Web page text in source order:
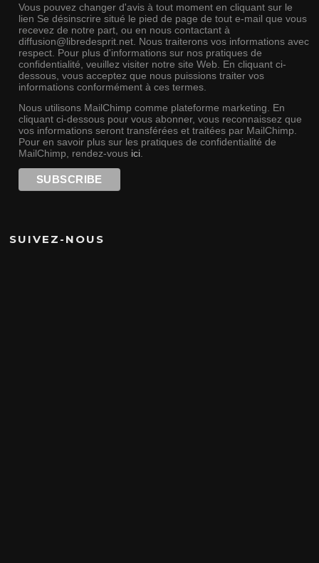
Vous pouvez changer d'avis à tout moment en cliquant sur le
lien Se désinscrire situé le pied de page de tout e-mail que vous
recevez de notre part, ou en nous contactant à
diffusion@libredesprit.net. Nous traiterons vos informations avec
respect. Pour plus d'informations sur nos pratiques de
confidentialité, veuillez visiter notre site Web. En cliquant ci-
dessous, vous acceptez que nous puissions traiter vos
informations conformément à ces termes.
Nous utilisons MailChimp comme plateforme marketing. En
cliquant ci-dessous pour vous abonner, vous reconnaissez que
vos informations seront transférées et traitées par MailChimp.
Pour en savoir plus sur les pratiques de confidentialité de
MailChimp, rendez-vous ici.
SUIVEZ-NOUS